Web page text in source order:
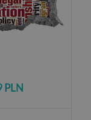
PLN